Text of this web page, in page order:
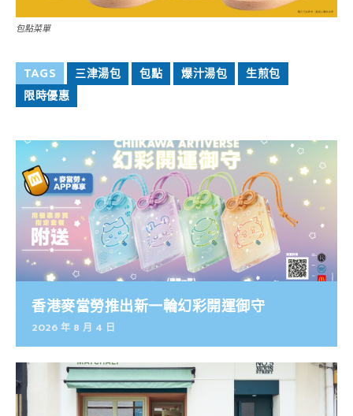
包點菜單
TAGS 三津湯包 包點 爆汁湯包
生煎包
限時優惠
香港麥當勞推出新一輪幻彩開運御守
2026 年 8 月 4 日